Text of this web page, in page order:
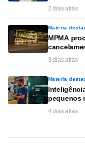
2 dias atrás
Materia
MPMA
3 dias atrás
Materia
pequenos
4 dias atrás